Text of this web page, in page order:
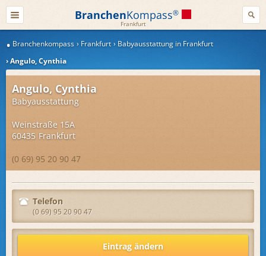
BranchenKompass®
Frankfurt
Branchenkompass Frankfurt
Babyausstattung in Frankfurt
Angulo, Cynthia
Angulo, Cynthia
Babyausstattung
Weinstraße 15A
60435 Frankfurt
(0 69) 95 20 90 47
Telefon
(0 69) 95 20 90 47
Eintrag ändern